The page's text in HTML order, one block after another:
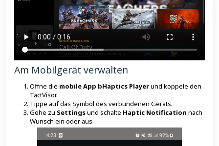
Am Mobilgerät verwalten
Öffne die mobile App bHaptics Playerund koppele den
TactVisor.
Tippe auf das Symbol des verbundenen Geräts.
Gehe zu Settingsund schalte Haptic Notification nach
Wunsch ein oder aus.